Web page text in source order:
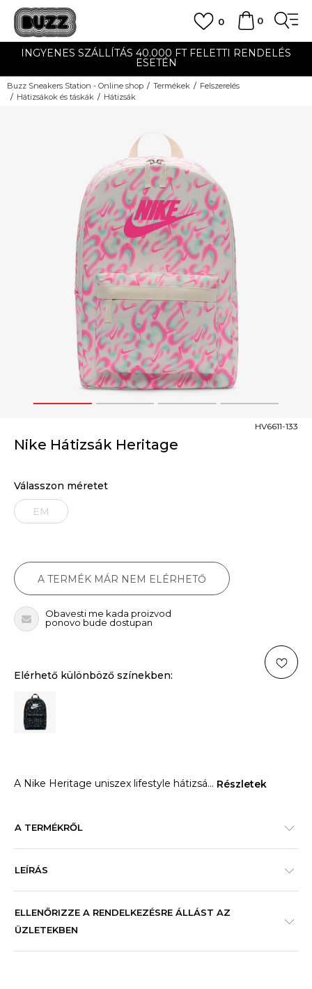
0
0
INGYENES SZÁLLÍTÁS 40.000 FT FELETTI RENDELÉS
ESETÉN
Buzz Sneakers Station - Online shop Termékek
Felszerelés
Hátizsákok és táskák
Hátizsák
1 2 3 4
Nike Hátizsák Heritage
HV6611-133
Válasszon méretet
EM
A TERMÉK MÁR NEM ELÉRHETŐ
Obavesti me kada proizvod
ponovo bude dostupan
Elérhető különböző színekben:
A Nike Heritage uniszex lifestyle hátizsá... Részletek
A TERMÉKRŐL
LEÍRÁS
ELLENŐRIZZE A RENDELKEZÉSRE ÁLLÁST AZ
ÜZLETEKBEN